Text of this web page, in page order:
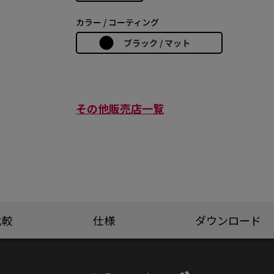
カラー / コーティング
ブラック / マット
その他販売店一覧
仕様 ダウンロード